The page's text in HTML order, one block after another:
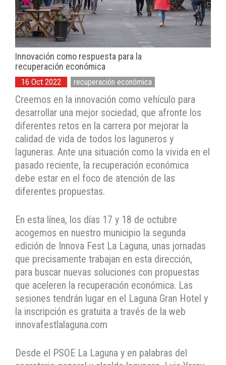
Innovación como respuesta para la
recuperación económica
16 Oct 2022 recuperación económica
Creemos en la innovación como vehículo para
desarrollar una mejor sociedad, que afronte los
diferentes retos en la carrera por mejorar la
calidad de vida de todos los laguneros y
laguneras. Ante una situación como la vivida en el
pasado reciente, la recuperación económica
debe estar en el foco de atención de las
diferentes propuestas.
En esta línea, los días 17 y 18 de octubre
acogemos en nuestro municipio la segunda
edición de Innova Fest La Laguna, unas jornadas
que precisamente trabajan en esta dirección,
para buscar nuevas soluciones con propuestas
que aceleren la recuperación económica. Las
sesiones tendrán lugar en el Laguna Gran Hotel y
la inscripción es gratuita a través de la web
innovafestlalaguna.com
Desde el PSOE La Laguna y en palabras del